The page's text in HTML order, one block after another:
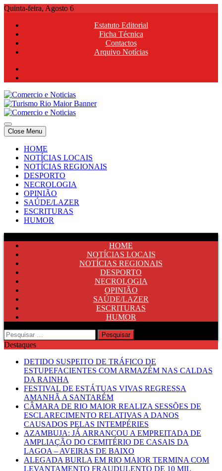
Skip
content
Quinta-feira, Agosto 6
Estatuto Editorial
Ficha Técnica
Contactos
Arquivo Notícias
Comercio e Noticias
Notícias e Publicidade Online
Comercio e Noticias
Notícias e Publicidade Online
Close Menu
HOME
NOTÍCIAS LOCAIS
NOTÍCIAS REGIONAIS
DESPORTO
NECROLOGIA
OPINIÃO
SAÚDE/LAZER
ESCRITURAS
HUMOR
HOME
NOTÍCIAS LOCAIS
NOTÍCIAS REGIONAIS
DESPORTO
NECROLOGIA
OPINIÃO
SAÚDE/LAZER
ESCRITURAS
HUMOR
Pesquisar
por:
Destaques
DETIDO SUSPEITO DE TRÁFICO DE
ESTUPEFACIENTES COM ARMAZÉM NAS CALDAS
DA RAINHA
FESTIVAL DE ESTÁTUAS VIVAS REGRESSA
AMANHÃ A SANTARÉM
CÂMARA DE RIO MAIOR REALIZA SESSÕES DE
ESCLARECIMENTO RELATIVAS A DANOS
CAUSADOS PELAS INTEMPÉRIES
AZAMBUJA: JÁ ARRANCOU A EMPREITADA DE
AMPLIAÇÃO DO CEMITÉRIO DE CASAIS DA
LAGOA – AVEIRAS DE BAIXO
ALEGADA BURLA EM RIO MAIOR TERMINA COM
LEVANTAMENTO FRAUDULENTO DE 10 MIL